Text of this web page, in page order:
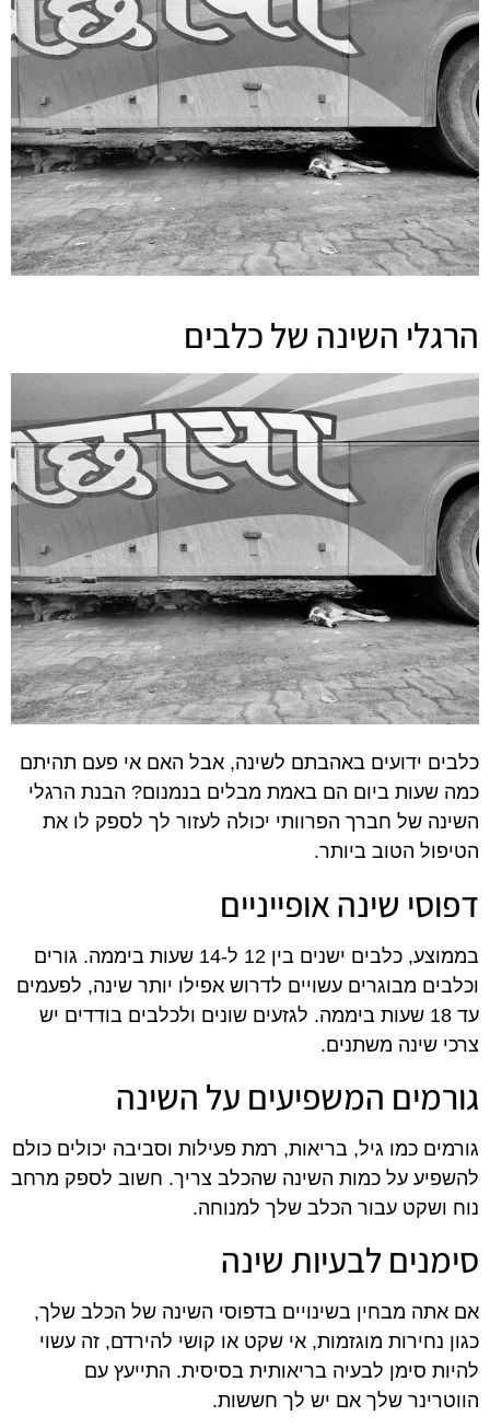
הרגלי השינה של כלבים
כלבים ידועים באהבתם לשינה, אבל האם אי פעם תהיתם
כמה שעות ביום הם באמת מבלים בנמנום? הבנת הרגלי
השינה של חברך הפרוותי יכולה לעזור לך לספק לו את
הטיפול הטוב ביותר.
דפוסי שינה אופייניים
בממוצע, כלבים ישנים בין 12 ל-14 שעות ביממה. גורים
וכלבים מבוגרים עשויים לדרוש אפילו יותר שינה, לפעמים
עד 18 שעות ביממה. לגזעים שונים ולכלבים בודדים יש
צרכי שינה משתנים.
גורמים המשפיעים על השינה
גורמים כמו גיל, בריאות, רמת פעילות וסביבה יכולים כולם
להשפיע על כמות השינה שהכלב צריך. חשוב לספק מרחב
נוח ושקט עבור הכלב שלך למנוחה.
סימנים לבעיות שינה
אם אתה מבחין בשינויים בדפוסי השינה של הכלב שלך,
כגון נחירות מוגזמות, אי שקט או קושי להירדם, זה עשוי
להיות סימן לבעיה בריאותית בסיסית. התייעץ עם
הווטרינר שלך אם יש לך חששות.